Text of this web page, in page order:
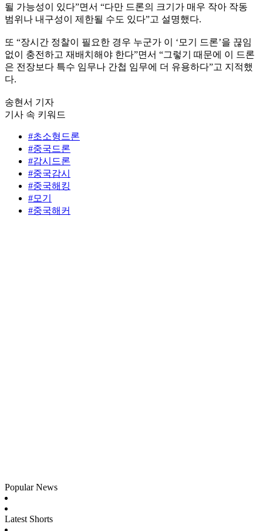
될 가능성이 있다”면서 “다만 드론의 크기가 매우 작아 작동
범위나 내구성이 제한될 수도 있다”고 설명했다.
또 “장시간 정찰이 필요한 경우 누군가 이 ‘모기 드론’을 끊임
없이 충전하고 재배치해야 한다”면서 “그렇기 때문에 이 드론
은 전장보다 특수 임무나 간첩 임무에 더 유용하다”고 지적했
다.
송현서 기자
기사 속 키워드
#초소형드론
#중국드론
#감시드론
#중국감시
#중국해킹
#모기
#중국해커
Popular News
Latest Shorts